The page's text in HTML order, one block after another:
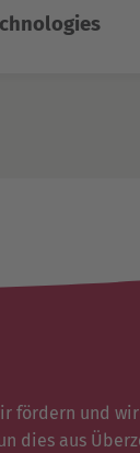
fördern und
dies aus